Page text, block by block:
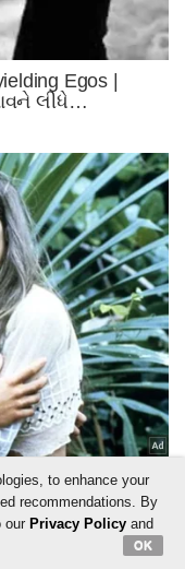
to enhance your
recommendations. By
our Privacy Policyand
OK